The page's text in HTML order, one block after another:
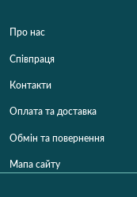
Про нас
Співпраця
Контакти
Оплата та доставка
Обмін та повернення
Мапа сайту